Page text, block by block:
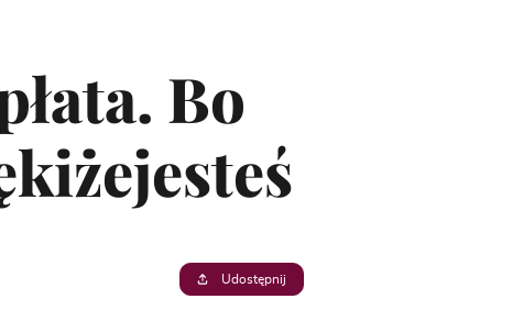
Bo
Udostępnij